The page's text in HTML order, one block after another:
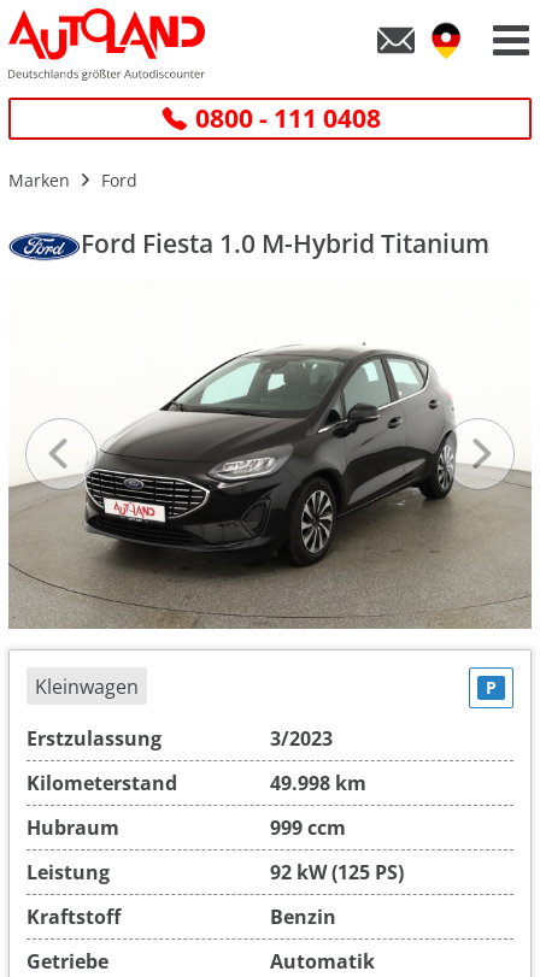
0800 - 111 0408
Marken Ford
Ford Fiesta 1.0 M-Hybrid Titanium
Kleinwagen P
Erstzulassung
3/2023
Kilometerstand
49.998 km
Hubraum
999 ccm
Leistung
92 kW (125 PS)
Kraftstoff
Benzin
Getriebe
Automatik